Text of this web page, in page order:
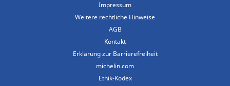
Impressum
Weitere rechtliche Hinweise
AGB
Kontakt
Erklärung zur Barrierefreiheit
michelin.com
Ethik-Kodex